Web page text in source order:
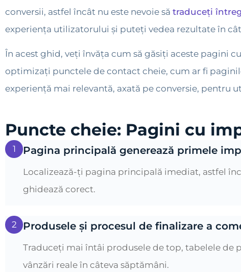
conversii, astfel încât nu este nevoie să traduceți
experiența utilizatorului și puteți vedea rezultate în
În acest ghid, veți învăța cum să găsiți aceste pagini
optimizați punctele de contact cheie, cum ar fi
experiență mai relevantă, axată pe conversie, pentru
Puncte cheie: Pagini cu
1 Pagina principală generează primele
Localizează-ți pagina principală imediat, astfel
ghidează corect.
2 Produsele și procesul de finalizare a
Traduceți mai întâi produsele de top, tabelele de
vânzări reale în câteva săptămâni.